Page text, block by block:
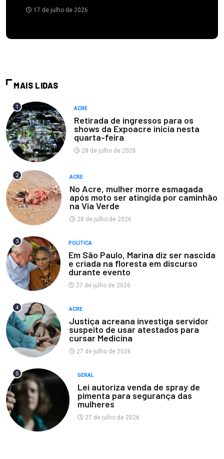
17 de julho de 2026
MAIS LIDAS
1 ACRE
Retirada de ingressos para os
shows da Expoacre inicia nesta
quarta-feira
28 de julho de 2026
2 ACRE
No Acre, mulher morre esmagada
após moto ser atingida por caminhão
na Via Verde
28 de julho de 2026
3 POLÍTICA
Em São Paulo, Marina diz ser nascida
e criada na floresta em discurso
durante evento
27 de julho de 2026
4 ACRE
Justiça acreana investiga servidor
suspeito de usar atestados para
cursar Medicina
27 de julho de 2026
5 GERAL
Lei autoriza venda de spray de
pimenta para segurança das
mulheres
27 de julho de 2026